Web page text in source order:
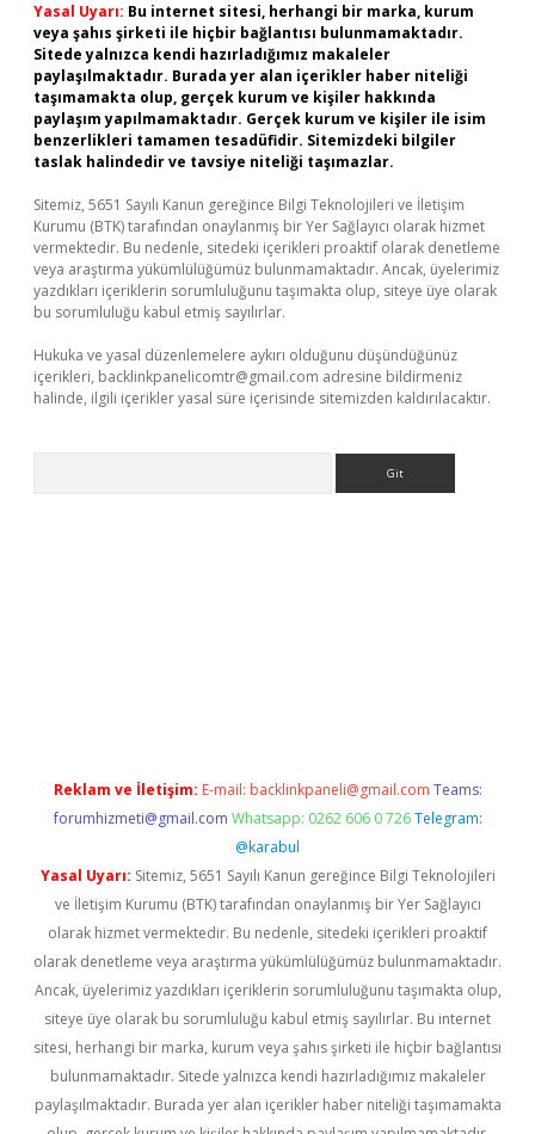
Yasal Uyarı: Bu internet sitesi, herhangi bir marka, kurum
veya şahıs şirketi ile hiçbir bağlantısı bulunmamaktadır.
Sitede yalnızca kendi hazırladığımız makaleler
paylaşılmaktadır. Burada yer alan içerikler haber niteliği
taşımamakta olup, gerçek kurum ve kişiler hakkında
paylaşım yapılmamaktadır. Gerçek kurum ve kişiler ile isim
benzerlikleri tamamen tesadüfidir. Sitemizdeki bilgiler
taslak halindedir ve tavsiye niteliği taşımazlar.
Sitemiz, 5651 Sayılı Kanun gereğince Bilgi Teknolojileri ve İletişim
Kurumu (BTK) tarafından onaylanmış bir Yer Sağlayıcı olarak hizmet
vermektedir. Bu nedenle, sitedeki içerikleri proaktif olarak denetleme
veya araştırma yükümlülüğümüz bulunmamaktadır. Ancak, üyelerimiz
yazdıkları içeriklerin sorumluluğunu taşımakta olup, siteye üye olarak
bu sorumluluğu kabul etmiş sayılırlar.
Hukuka ve yasal düzenlemelere aykırı olduğunu düşündüğünüz
içerikleri, backlinkpanelicomtr@gmail.com adresine bildirmeniz
halinde, ilgili içerikler yasal süre içerisinde sitemizden kaldırılacaktır.
Reklam ve İletişim: E-mail: backlinkpaneli@gmail.com Teams:
forumhizmeti@gmail.com Whatsapp: 0262 606 0 726 Telegram:
@karabul
Yasal Uyarı: Sitemiz, 5651 Sayılı Kanun gereğince Bilgi Teknolojileri
ve İletişim Kurumu (BTK) tarafından onaylanmış bir Yer Sağlayıcı
olarak hizmet vermektedir. Bu nedenle, sitedeki içerikleri proaktif
olarak denetleme veya araştırma yükümlülüğümüz bulunmamaktadır.
Ancak, üyelerimiz yazdıkları içeriklerin sorumluluğunu taşımakta olup,
siteye üye olarak bu sorumluluğu kabul etmiş sayılırlar. Bu internet
sitesi, herhangi bir marka, kurum veya şahıs şirketi ile hiçbir bağlantısı
bulunmamaktadır. Sitede yalnızca kendi hazırladığımız makaleler
paylaşılmaktadır. Burada yer alan içerikler haber niteliği taşımamakta